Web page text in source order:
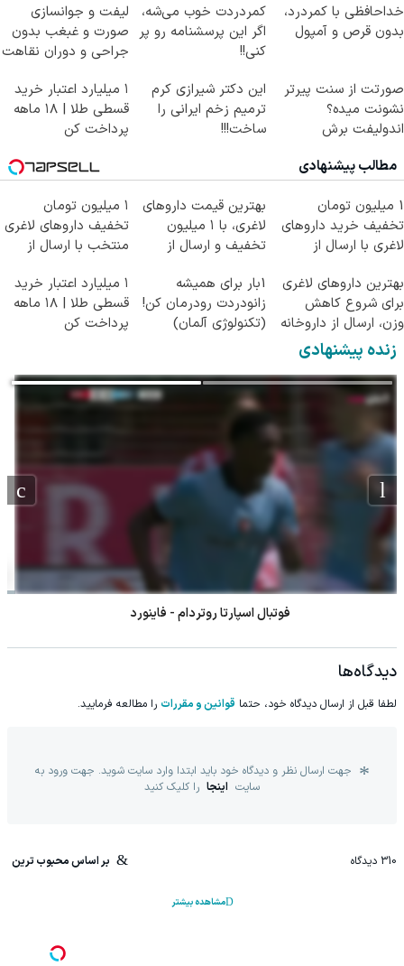
خداحافظی با کمردرد،
بدون قرص و آمپول
کمردردت خوب می‌شه،
اگر این پرسشنامه رو پر
کنی!!
لیفت و جوانسازی
صورت و غبغب بدون
جراحی و دوران نقاهت
صورتت از سنت پیرتر
نشونت میده؟
اندولیفت برش
این دکتر شیرازی کرم
ترمیم زخم ایرانی را
ساخت!!!
۱ میلیارد اعتبار خرید
قسطی طلا | ۱۸ ماهه
پرداخت کن
مطالب پیشنهادی
1 میلیون تومان
تخفیف خرید داروهای
لاغری با ارسال از
بهترین قیمت داروهای
لاغری، با ۱ میلیون
تخفیف و ارسال از
۱ میلیون تومان
تخفیف داروهای لاغری
منتخب با ارسال از
بهترین داروهای لاغری
برای شروع کاهش
وزن، ارسال از داروخانه
های نزدیکت!
1بار برای همیشه
زانودردت رودرمان کن!
(تکنولوژی آلمان)
۱ میلیارد اعتبار خرید
قسطی طلا | ۱۸ ماهه
پرداخت کن
زنده پیشنهادی
موتو 2 بریتانیا - مسابقه اصلی
دیدگاه‌ها
لطفا قبل از ارسال دیدگاه خود، حتما قوانین و مقررات را مطالعه فرمایید.
جهت ارسال نظر و دیدگاه خود باید ابتدا وارد سایت شوید. جهت ورود به
سایت اینجا را کلیک کنید
310 دیدگاه بر اساس محبوب ترین
مشاهده بیشتر